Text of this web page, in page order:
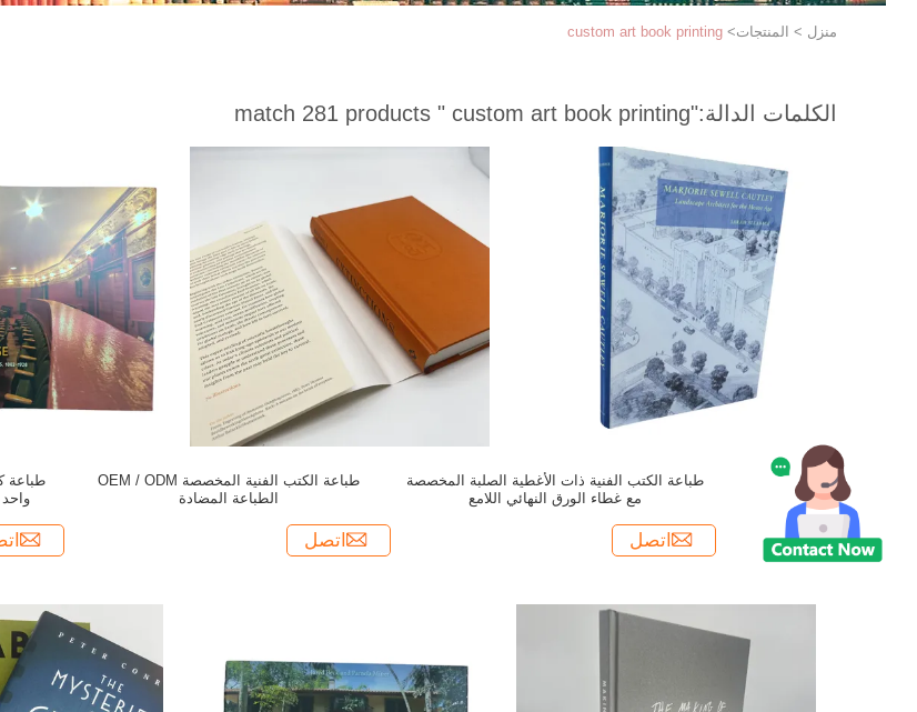
منزل > المنتجات>
custom art book printing
الكلمات الدالة:"custom art book printing "
طباعة
واحد
طباعة الكتب الفنية المخصصة OEM / ODM
الطباعة المضادة
اتصل
طباعة الكتب الفنية ذات الأغطية الصلبة المخصصة
مع غطاء الورق النهائي اللامع
اتصل